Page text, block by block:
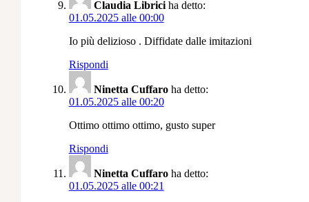
Claudia Librici ha detto:
01.05.2025 alle 00:00
Io più delizioso . Diffidate dalle imitazioni
Rispondi
Ninetta Cuffaro ha detto:
01.05.2025 alle 00:20
Ottimo ottimo ottimo, gusto super
Rispondi
Ninetta Cuffaro ha detto:
01.05.2025 alle 00:21